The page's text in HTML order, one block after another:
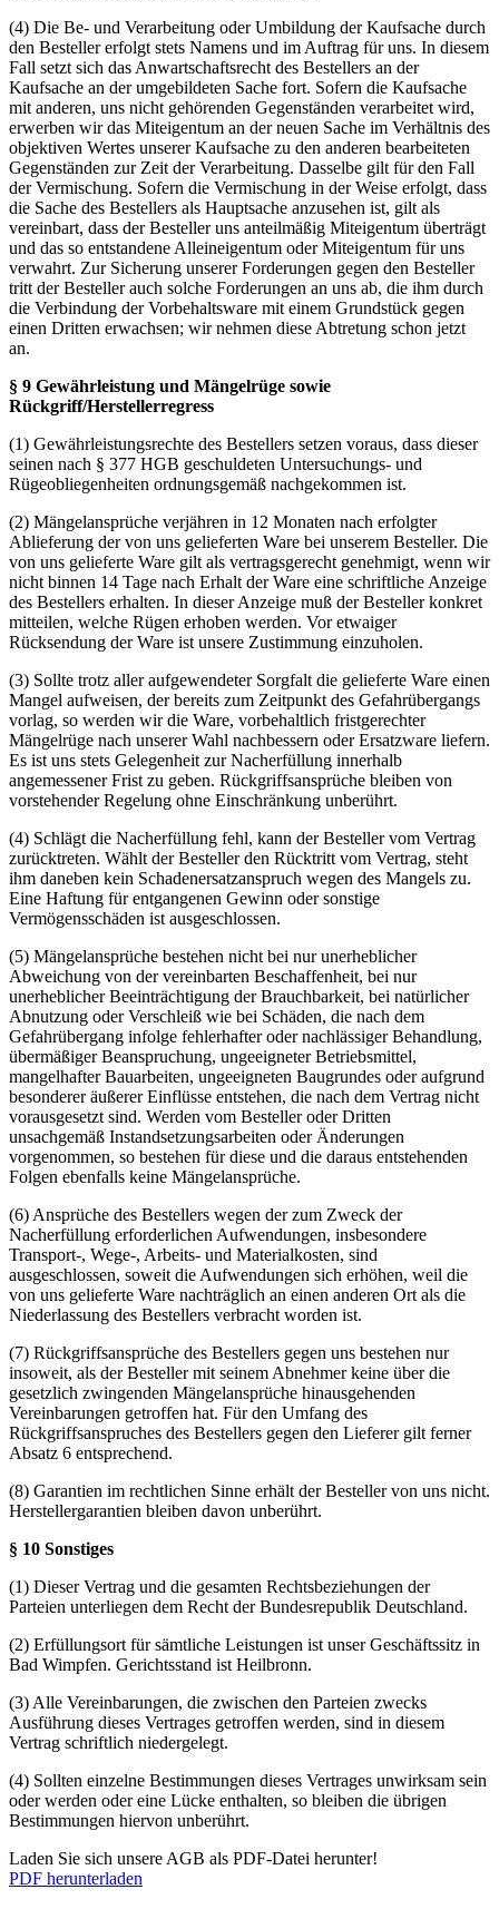
(4) Die Be- und Verarbeitung oder Umbildung der Kaufsache durch
den Besteller erfolgt stets Namens und im Auftrag für uns. In diesem
Fall setzt sich das Anwartschaftsrecht des Bestellers an der
Kaufsache an der umgebildeten Sache fort. Sofern die Kaufsache
mit anderen, uns nicht gehörenden Gegenständen verarbeitet wird,
erwerben wir das Miteigentum an der neuen Sache im Verhältnis des
objektiven Wertes unserer Kaufsache zu den anderen bearbeiteten
Gegenständen zur Zeit der Verarbeitung. Dasselbe gilt für den Fall
der Vermischung. Sofern die Vermischung in der Weise erfolgt, dass
die Sache des Bestellers als Hauptsache anzusehen ist, gilt als
vereinbart, dass der Besteller uns anteilmäßig Miteigentum überträgt
und das so entstandene Alleineigentum oder Miteigentum für uns
verwahrt. Zur Sicherung unserer Forderungen gegen den Besteller
tritt der Besteller auch solche Forderungen an uns ab, die ihm durch
die Verbindung der Vorbehaltsware mit einem Grundstück gegen
einen Dritten erwachsen; wir nehmen diese Abtretung schon jetzt
an.
§ 9 Gewährleistung und Mängelrüge sowie
Rückgriff/Herstellerregress
(1) Gewährleistungsrechte des Bestellers setzen voraus, dass dieser
seinen nach § 377 HGB geschuldeten Untersuchungs- und
Rügeobliegenheiten ordnungsgemäß nachgekommen ist.
(2) Mängelansprüche verjähren in 12 Monaten nach erfolgter
Ablieferung der von uns gelieferten Ware bei unserem Besteller. Die
von uns gelieferte Ware gilt als vertragsgerecht genehmigt, wenn wir
nicht binnen 14 Tage nach Erhalt der Ware eine schriftliche Anzeige
des Bestellers erhalten. In dieser Anzeige muß der Besteller konkret
mitteilen, welche Rügen erhoben werden. Vor etwaiger
Rücksendung der Ware ist unsere Zustimmung einzuholen.
(3) Sollte trotz aller aufgewendeter Sorgfalt die gelieferte Ware einen
Mangel aufweisen, der bereits zum Zeitpunkt des Gefahrübergangs
vorlag, so werden wir die Ware, vorbehaltlich fristgerechter
Mängelrüge nach unserer Wahl nachbessern oder Ersatzware liefern.
Es ist uns stets Gelegenheit zur Nacherfüllung innerhalb
angemessener Frist zu geben. Rückgriffsansprüche bleiben von
vorstehender Regelung ohne Einschränkung unberührt.
(4) Schlägt die Nacherfüllung fehl, kann der Besteller vom Vertrag
zurücktreten. Wählt der Besteller den Rücktritt vom Vertrag, steht
ihm daneben kein Schadenersatzanspruch wegen des Mangels zu.
Eine Haftung für entgangenen Gewinn oder sonstige
Vermögensschäden ist ausgeschlossen.
(5) Mängelansprüche bestehen nicht bei nur unerheblicher
Abweichung von der vereinbarten Beschaffenheit, bei nur
unerheblicher Beeinträchtigung der Brauchbarkeit, bei natürlicher
Abnutzung oder Verschleiß wie bei Schäden, die nach dem
Gefahrübergang infolge fehlerhafter oder nachlässiger Behandlung,
übermäßiger Beanspruchung, ungeeigneter Betriebsmittel,
mangelhafter Bauarbeiten, ungeeigneten Baugrundes oder aufgrund
besonderer äußerer Einflüsse entstehen, die nach dem Vertrag nicht
vorausgesetzt sind. Werden vom Besteller oder Dritten
unsachgemäß Instandsetzungsarbeiten oder Änderungen
vorgenommen, so bestehen für diese und die daraus entstehenden
Folgen ebenfalls keine Mängelansprüche.
(6) Ansprüche des Bestellers wegen der zum Zweck der
Nacherfüllung erforderlichen Aufwendungen, insbesondere
Transport-, Wege-, Arbeits- und Materialkosten, sind
ausgeschlossen, soweit die Aufwendungen sich erhöhen, weil die
von uns gelieferte Ware nachträglich an einen anderen Ort als die
Niederlassung des Bestellers verbracht worden ist.
(7) Rückgriffsansprüche des Bestellers gegen uns bestehen nur
insoweit, als der Besteller mit seinem Abnehmer keine über die
gesetzlich zwingenden Mängelansprüche hinausgehenden
Vereinbarungen getroffen hat. Für den Umfang des
Rückgriffsanspruches des Bestellers gegen den Lieferer gilt ferner
Absatz 6 entsprechend.
(8) Garantien im rechtlichen Sinne erhält der Besteller von uns nicht.
Herstellergarantien bleiben davon unberührt.
§ 10 Sonstiges
(1) Dieser Vertrag und die gesamten Rechtsbeziehungen der
Parteien unterliegen dem Recht der Bundesrepublik Deutschland.
(2) Erfüllungsort für sämtliche Leistungen ist unser Geschäftssitz in
Bad Wimpfen. Gerichtsstand ist Heilbronn.
(3) Alle Vereinbarungen, die zwischen den Parteien zwecks
Ausführung dieses Vertrages getroffen werden, sind in diesem
Vertrag schriftlich niedergelegt.
(4) Sollten einzelne Bestimmungen dieses Vertrages unwirksam sein
oder werden oder eine Lücke enthalten, so bleiben die übrigen
Bestimmungen hiervon unberührt.
Laden Sie sich unsere AGB als PDF-Datei herunter!
PDF herunterladen